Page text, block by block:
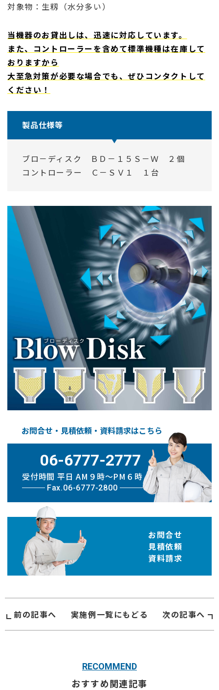
対象物：生籾（水分多い）
当機器のお貸出しは、迅速に対応しています。
また、コントローラーを含めて標準機種は在庫して
おりますから
大至急対策が必要な場合でも、ぜひコンタクトして
ください！
製品仕様等
ブロ－ディスク ＢＤ－１５Ｓ－Ｗ ２個
コントローラー Ｃ－ＳＶ１ １台
お問合せ・見積依頼・資料請求はこちら
06-6777-2777
受付時間 平日 AM９時〜PM６時
Fax.06-6777-2800
お問合せ
見積依頼
資料請求
前の記事へ 実施例一覧にもどる 次の記事へ
RECOMMEND
おすすめ関連記事